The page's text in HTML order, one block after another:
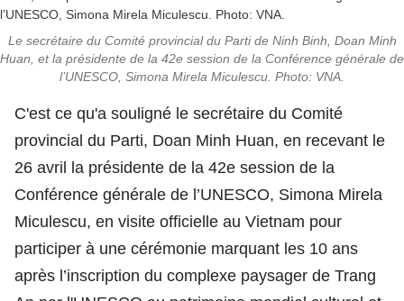
INTERNATIONAL
MÉGASTORIE
PHOTO
À PROPOS DU "PEUPLE"
TIẾNG VIỆT
Le secrétaire du Comité provincial du Parti de Ninh Binh, Doan Minh
Huan, et la présidente de la 42e session de la Conférence générale de
l’UNESCO, Simona Mirela Miculescu. Photo: VNA.
C'est ce qu'a souligné le secrétaire du Comité
provincial du Parti, Doan Minh Huan, en recevant le
26 avril la présidente de la 42e session de la
Conférence générale de l’UNESCO, Simona Mirela
Miculescu, en visite officielle au Vietnam pour
participer à une cérémonie marquant les 10 ans
après l’inscription du complexe paysager de Trang